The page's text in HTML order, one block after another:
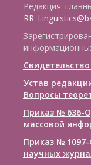
Редакция:
Устав
Вопросы
Приказ № 636-
массовой
Приказ №
научных